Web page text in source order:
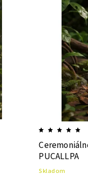
PUCALLPA
Skladom